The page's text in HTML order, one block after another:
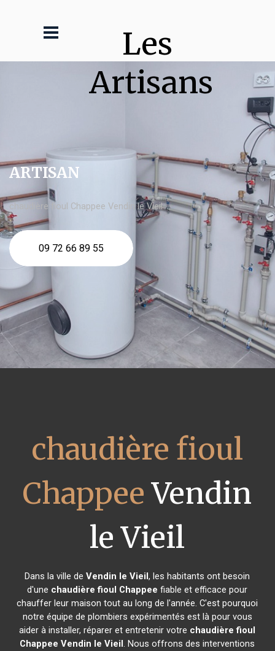
Les
Artisans
ARTISAN
chaudière fioul Chappee Vendin le Vieil
09 72 66 89 55
chaudière fioul
Chappee Vendin
le Vieil
Dans la ville deVendin le Vieil, les habitants ont besoin
d'une chaudière fioul Chappee fiable et efficace pour
chauffer leur maison tout au long de l'année. C'est pourquoi
notre équipe de plombiers expérimentés est là pour vous
aider à installer, réparer et entretenir votre chaudière fioul
Chappee Vendin le Vieil. Nous offrons des interventions